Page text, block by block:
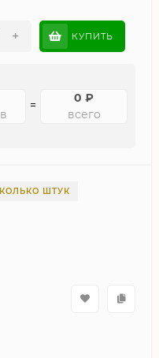
+ КУПИТЬ
= 0₽
всего
ШТУК